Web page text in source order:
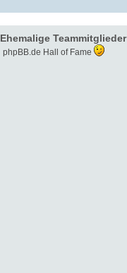
Ehemalige Teammitglieder
phpBB.de Hall of Fame